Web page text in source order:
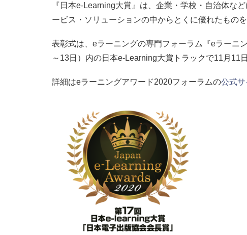
『日本e-Learning大賞』は、企業・学校・自治体な
ービス・ソリューションの中からとくに優れたもの
表彰式は、eラーニングの専門フォーラム『eラーニ
～13日）内の日本e-Learning大賞トラックで11月11
詳細はeラーニングアワード2020フォーラムの公式サ